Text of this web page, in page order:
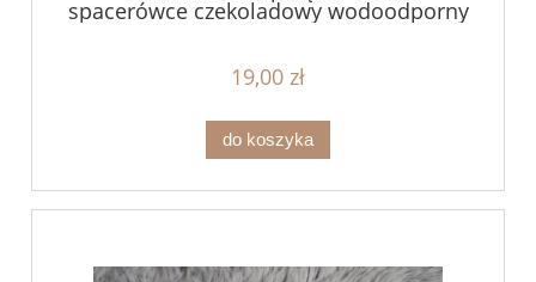
spacerówce czekoladowy wodoodporny
19,00 zł
do koszyka